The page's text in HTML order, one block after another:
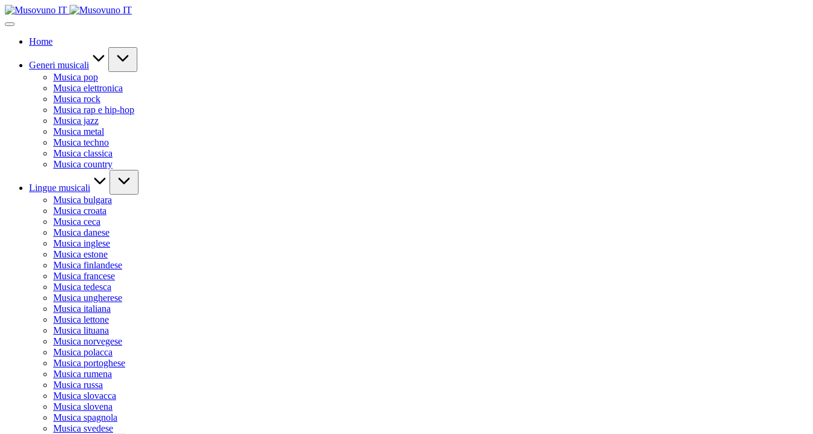
Skip
to
Home
Generi musicali
Musica pop
Musica elettronica
Musica rock
Musica rap e hip-hop
Musica jazz
Musica metal
Musica techno
Musica classica
Musica country
Lingue musicali
Musica bulgara
Musica croata
Musica ceca
Musica danese
Musica inglese
Musica estone
Musica finlandese
Musica francese
Musica tedesca
Musica ungherese
Musica italiana
Musica lettone
Musica lituana
Musica norvegese
Musica polacca
Musica portoghese
Musica rumena
Musica russa
Musica slovacca
Musica slovena
Musica spagnola
Musica svedese